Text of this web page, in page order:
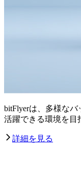
bitFlyerは、多様な
活躍できる環境を目
詳細を見る